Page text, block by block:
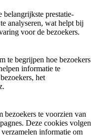
belangrijkste prestatie-
analyseren, wat helpt bij
voor de bezoekers.
te begrijpen hoe bezoekers
informatie te
het
bezoekers te voorzien van
Deze cookies volgen
informatie om